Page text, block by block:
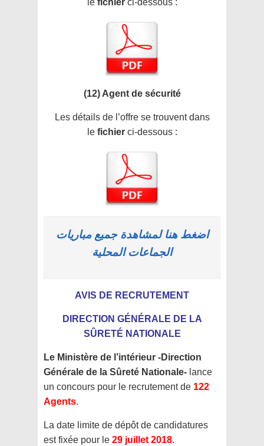
le fichierci-dessous :
(12) Agent de sécurité
Les détails de l’offre se trouvent dans
le fichierci-dessous :
اضغط هنا لمشاهدة جميع مباريات
الجماعات المحلية
AVIS DE RECRUTEMENT
DIRECTION GÉNÉRALE DE LA
SÛRETÉ NATIONALE
Le Ministère de l’intérieur -Direction
Générale de la Sûreté Nationale- lance
un concours pour le recrutement de 122
Agents.
La date limite de dépôt de candidatures
est fixée pour le 29 juillet 2018.